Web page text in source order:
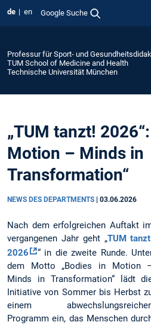
de en Google Suche
Professur für Sport- und
TUM School of Medicine and Health
Technische Universität München
„TUM tanzt!
Motion – Minds in
Transformation“
NEWS DES DEPARTMENTS 03.06.2026
Nach dem erfolgreichen Auftakt
vergangenen Jahr geht „TUM
2026
“ in die zweite Runde.
dem Motto „Bodies in Motion
Minds in Transformation“ lädt
Initiative von Sommer bis Herbst
einem
Programm ein, das Menschen